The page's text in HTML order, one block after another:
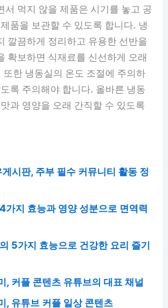
서 먹지 않을 제품은 시기를 놓고 공
품을 보관할 수 있도록 합니다. 냉
깔끔하게 정리하고 유용한 선반을
확보하면 식재료를 신선하게 오래
한 냉동실의 온도 조절에 주의하
록 주의해야 합니다. 올바른 냉동
과 영양을 오래 간직할 수 있도록
시판, 주부 필수 커뮤니티 활동 정
가지 효능과 영양 성분으로 면역력
5가지 효능으로 건강한 요리 즐기
, 커플 콘텐츠 유튜브의 대표 채널
, 유튜브 커플 일상 콘텐츠